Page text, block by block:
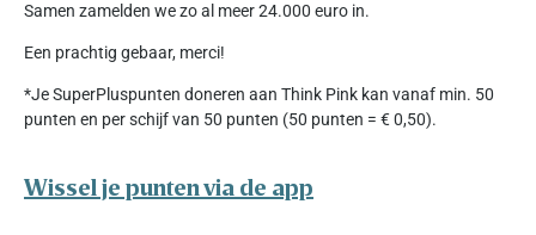
Samen zamelden we zo al meer 24.000 euro in.
Een prachtig gebaar, merci!
*Je SuperPluspunten doneren aan Think Pink kan vanaf min. 50
punten en per schijf van 50 punten (50 punten = € 0,50).
Wissel je punten via de app